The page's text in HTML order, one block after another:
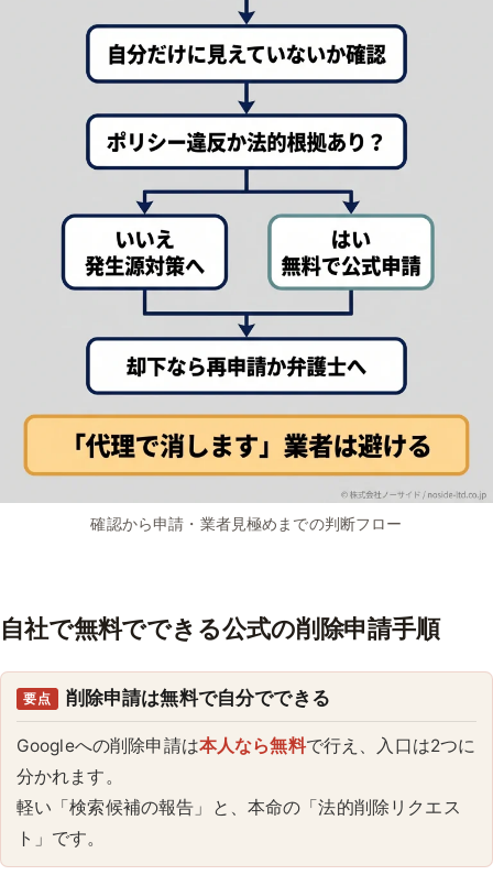
確認から申請・業者見極めまでの判断フロー
自社で無料でできる公式の削除申請手順
要点 削除申請は無料で自分でできる
Googleへの削除申請は本人なら無料で行え、入口は2つに
分かれます。
軽い「検索候補の報告」と、本命の「法的削除リクエス
ト」です。